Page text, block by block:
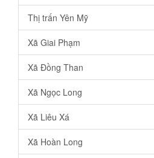
Thị trấn Yên Mỹ
Xã Giai Phạm
Xã Đồng Than
Xã Ngọc Long
Xã Liêu Xá
Xã Hoàn Long